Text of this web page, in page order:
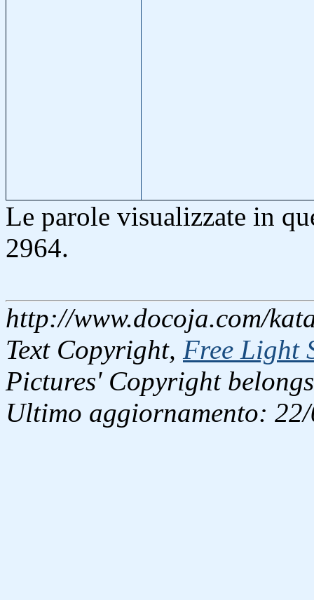
Le parole visualizzate in
2964.
http://www.docoja.com/
Text Copyright, Free Light
Pictures' Copyright
Ultimo aggiornamento: